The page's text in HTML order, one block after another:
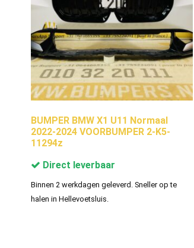
BUMPER BMW X1 U11 Normaal
2022-2024 VOORBUMPER 2-K5-
11294z
Direct leverbaar
Binnen 2 werkdagen geleverd. Sneller op te
halen in Hellevoetsluis.